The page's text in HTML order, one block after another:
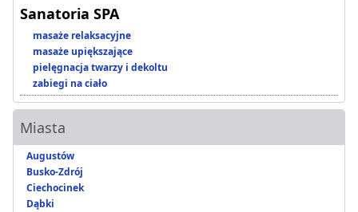
Sanatoria SPA
masaże relaksacyjne
masaże upiększające
pielęgnacja twarzy i dekoltu
zabiegi na ciało
Miasta
Augustów
Busko-Zdrój
Ciechocinek
Dąbki